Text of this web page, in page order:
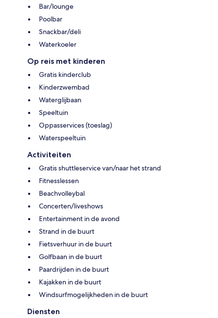
Bar/lounge
Poolbar
Snackbar/deli
Waterkoeler
Op reis met kinderen
Gratis kinderclub
Kinderzwembad
Waterglijbaan
Speeltuin
Oppasservices (toeslag)
Waterspeeltuin
Activiteiten
Gratis shuttleservice van/naar het strand
Fitnesslessen
Beachvolleybal
Concerten/liveshows
Entertainment in de avond
Strand in de buurt
Fietsverhuur in de buurt
Golfbaan in de buurt
Paardrijden in de buurt
Kajakken in de buurt
Windsurfmogelijkheden in de buurt
Diensten